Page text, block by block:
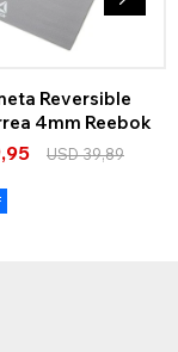
Reversible
4mm Reebok
USD39,89